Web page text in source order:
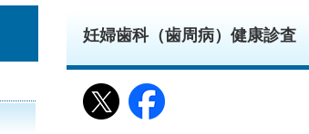
妊婦歯科（歯周病）健康診査